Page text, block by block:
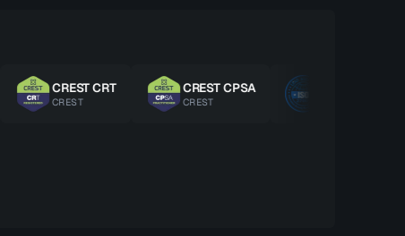
CREST CRT
CREST
CREST CPSA
CREST
ISO 27001 LA
ISO/IEC